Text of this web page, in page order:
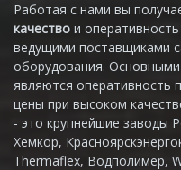
Работая с нами вы
качество и
ведущими поставщиками
оборудования.
являются оперативность
цены при высоком
- это крупнейшие заводы
Хемкор,
Thermaflex, Водполимер,